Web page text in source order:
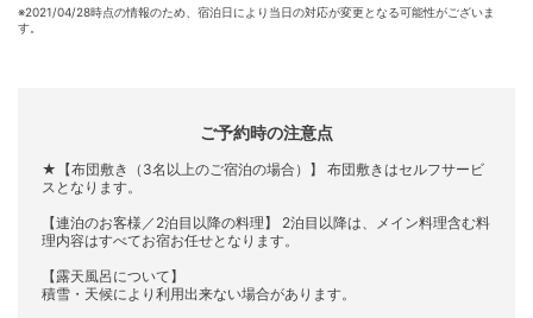
※2021/04/28時点の情報のため、宿泊日により当日の対応が変更となる可能性がございま
す。
ご予約時の注意点
★【布団敷き（3名以上のご宿泊の場合）】 布団敷きはセルフサービ
スとなります。
【連泊のお客様／2泊目以降の料理】 2泊目以降は、メイン料理含む料
理内容はすべてお宿お任せとなります。
【露天風呂について】
積雪・天候により利用出来ない場合があります。